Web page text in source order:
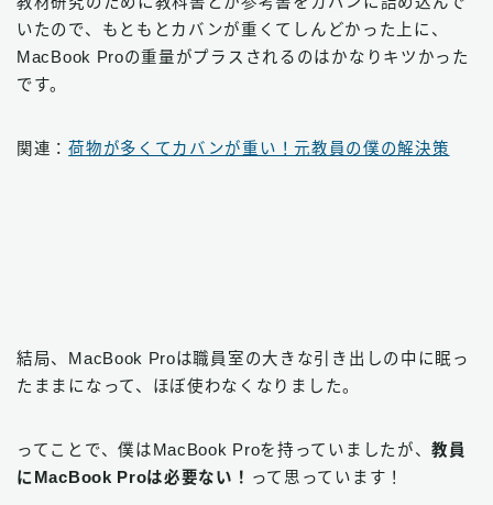
いたので、もともとカバンが重くてしんどかった上に、
MacBook Proの重量がプラスされるのはかなりキツかった
です。
関連：荷物が多くてカバンが重い！元教員の僕の解決策
結局、MacBook Proは職員室の大きな引き出しの中に眠っ
たままになって、ほぼ使わなくなりました。
ってことで、僕はMacBook Proを持っていましたが、教員
にMacBook Proは必要ない！ って思っています！